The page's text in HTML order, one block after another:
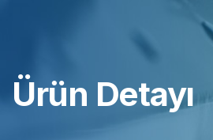
Ürün Detayı